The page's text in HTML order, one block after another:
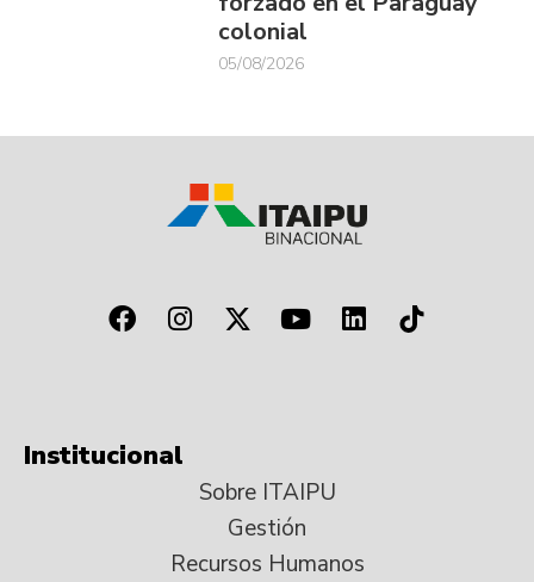
colonial
05/08/2026
Institucional
Sobre ITAIPU
Gestión
Recursos Humanos